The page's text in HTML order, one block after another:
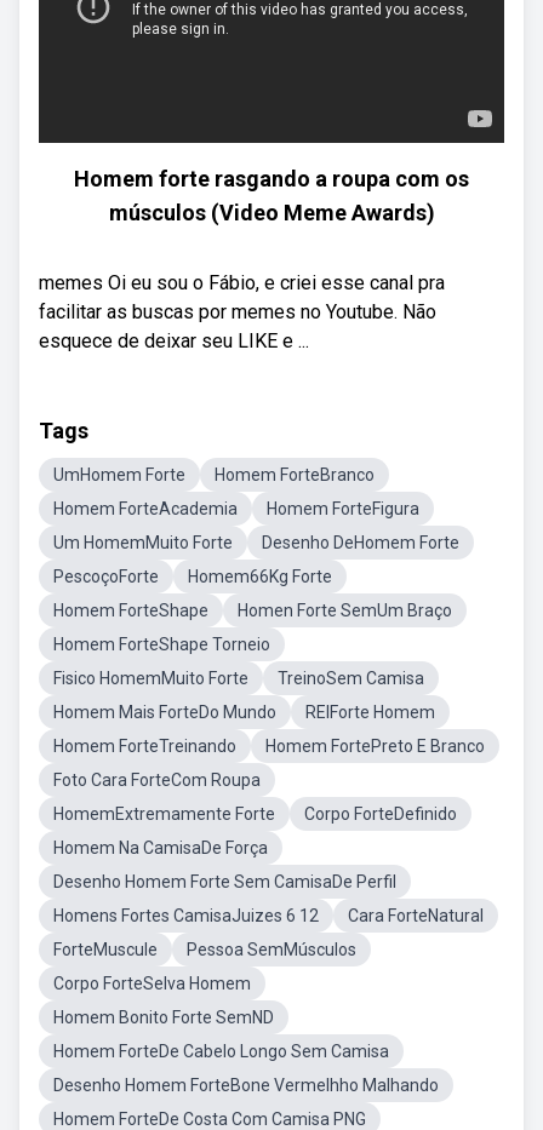
Homem forte rasgando a roupa com os
músculos (Video Meme Awards)
memes Oi eu sou o Fábio, e criei esse canal pra
facilitar as buscas por memes no Youtube. Não
esquece de deixar seu LIKE e ...
Tags
UmHomem Forte
Homem ForteBranco
Homem ForteAcademia
Homem ForteFigura
Um HomemMuito Forte
Desenho DeHomem Forte
PescoçoForte
Homem66Kg Forte
Homem ForteShape
Homen Forte SemUm Braço
Homem ForteShape Torneio
Fisico HomemMuito Forte
TreinoSem Camisa
Homem Mais ForteDo Mundo
REIForte Homem
Homem ForteTreinando
Homem FortePreto E Branco
Foto Cara ForteCom Roupa
HomemExtremamente Forte
Corpo ForteDefinido
Homem Na CamisaDe Força
Desenho Homem Forte Sem CamisaDe Perfil
Homens Fortes CamisaJuizes 6 12
Cara ForteNatural
ForteMuscule
Pessoa SemMúsculos
Corpo ForteSelva Homem
Homem Bonito Forte SemND
Homem ForteDe Cabelo Longo Sem Camisa
Desenho Homem ForteBone Vermelhho Malhando
Homem ForteDe Costa Com Camisa PNG